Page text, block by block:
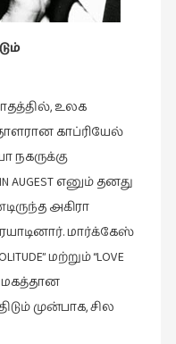
உலக
காப்ரியேல்
நகருக்கு
AUGEST எனும் தனது
அகிரா
மார்க்கேஸ்
மற்றும் “LOVE
மகத்தான
முன்பாக, சில